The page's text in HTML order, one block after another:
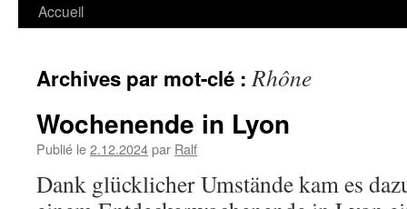
Accueil
Archives par mot-clé :Rhône
Wochenende in Lyon
Publié le2.12.2024par Ralf
Dank glücklicher Umstände kam es